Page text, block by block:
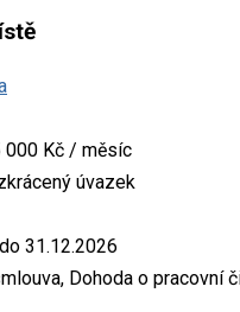
000 Kč / měsíc
úvazek
31.12.2026
Dohoda o pracovní